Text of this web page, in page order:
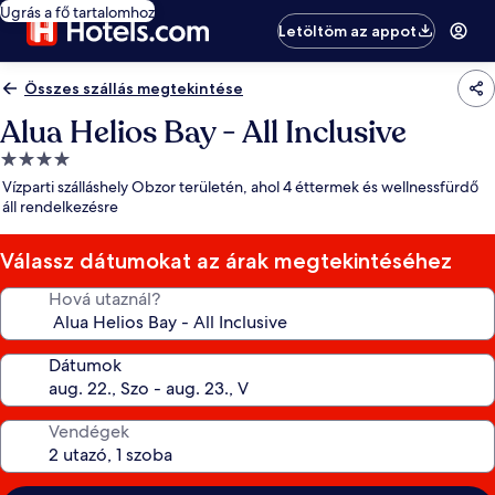
Ugrás a fő tartalomhoz
Letöltöm az appot
Összes szállás megtekintése
Alua Helios Bay - All Inclusive
4.0
csillagos
szálláshely
Vízparti szálláshely Obzor területén, ahol 4 éttermek és wellnessfürdő
áll rendelkezésre
Válassz dátumokat az árak megtekintéséhez
Hová utaznál?
Dátumok
Vendégek